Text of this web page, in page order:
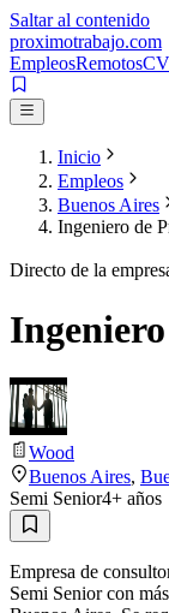
Saltar al contenido
proximotrabajo.com
EmpleosRemotosCV
Inicio
Empleos
Buenos Aires
Ingeniero de
Directo de la
Wood
Buenos Aires,
Semi Senior4+ años
Empresa de
Semi Senior con